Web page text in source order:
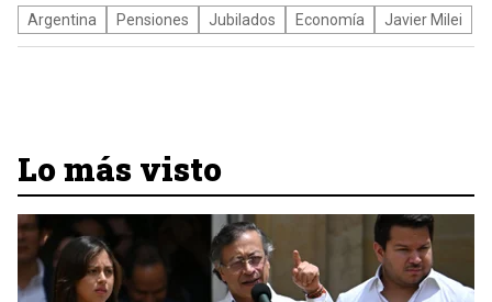
Argentina Pensiones Jubilados Economía Javier Milei
Lo más visto